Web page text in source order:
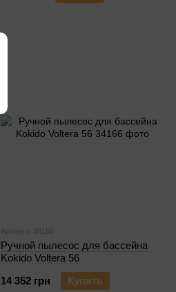
Артикул: 34166
Ручной пылесос для бассейна
Kokido Voltera 56
14 352 грн
Купить